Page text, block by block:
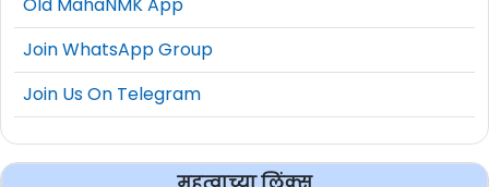
Join WhatsApp Group
Join Us On Telegram